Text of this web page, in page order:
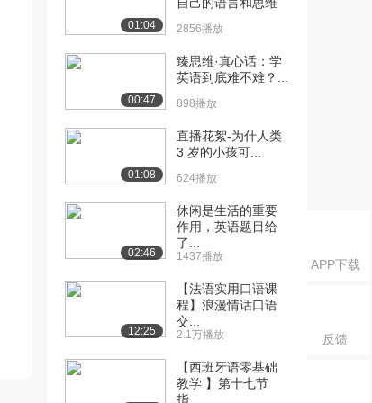
APP下载
反馈
01:04 2856播放
00:47
臻思维·真心话：学
英语到底难不难？...
898播放
01:08
直播花絮-为什人类
3 岁的小孩可...
624播放
02:46
休闲是生活的重要
作用，英语题目给
了...
1437播放
12:25
【法语实用口语课
程】浪漫情话口语
交...
2.1万播放
【西班牙语零基础
教学 】第十七节
指...